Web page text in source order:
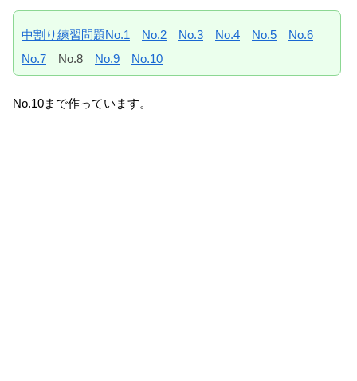
中割り練習問題No.1 No.2 No.3 No.4 No.5
No.6
No.7 No.8 No.9 No.10
No.10まで作っています。